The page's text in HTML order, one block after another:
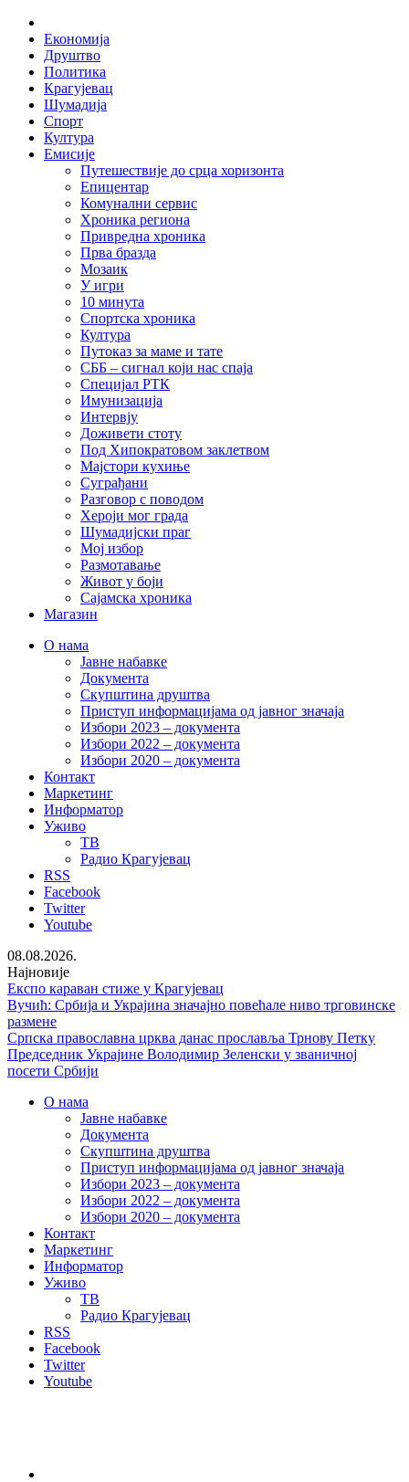
Skip
content
Економија
Друштво
Политика
Крагујевац
Шумадија
Спорт
Култура
Емисије
Путешествије до срца хоризонта
Епицентар
Комунални сервис
Хроника региона
Привредна хроника
Прва бразда
Мозаик
У игри
10 минута
Спортска хроника
Култура
Путоказ за маме и тате
СББ – сигнал који нас спаја
Специјал РТК
Имунизација
Интервју
Доживети стоту
Под Хипократовом заклетвом
Мајстори кухиње
Суграђани
Разговор с поводом
Хероји мог града
Шумадијски праг
Мој избор
Размотавање
Живот у боји
Сајамска хроника
Магазин
О нама
Јавне набавке
Документа
Скупштина друштва
Приступ информацијама од јавног значаја
Избори 2023 – документа
Избори 2022 – документа
Избори 2020 – документа
Контакт
Маркетинг
Информатор
Уживо
ТВ
Радио Крагујевац
RSS
Facebook
Twitter
Youtube
08.08.2026.
Најновије
Експо караван стиже у Крагујевац
Вучић: Србија и Украјина значајно повећале ниво трговинске
размене
Српска православна црква данас прославља Трнову Петку
Председник Украјине Володимир Зеленски у званичној
посети Србији
О нама
Јавне набавке
Документа
Скупштина друштва
Приступ информацијама од јавног значаја
Избори 2023 – документа
Избори 2022 – документа
Избори 2020 – документа
Контакт
Маркетинг
Информатор
Уживо
ТВ
Радио Крагујевац
RSS
Facebook
Twitter
Youtube